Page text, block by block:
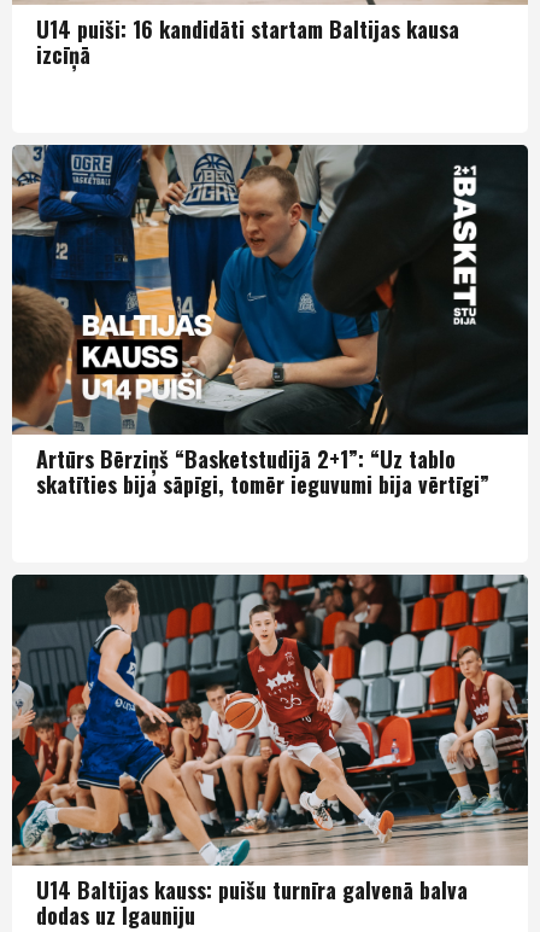
U14 puiši: 16 kandidāti startam Baltijas kausa
izcīņā
Puiši U14
Artūrs Bērziņš “Basketstudijā 2+1”: “Uz tablo
skatīties bija sāpīgi, tomēr ieguvumi bija vērtīgi”
U14 Baltijas kauss: puišu turnīra galvenā balva
dodas uz Igauniju